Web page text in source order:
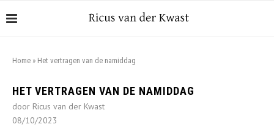
Home » Het vertragen van de namiddag
HET VERTRAGEN VAN DE NAMIDDAG
door Ricus van der Kwast
08/10/2023